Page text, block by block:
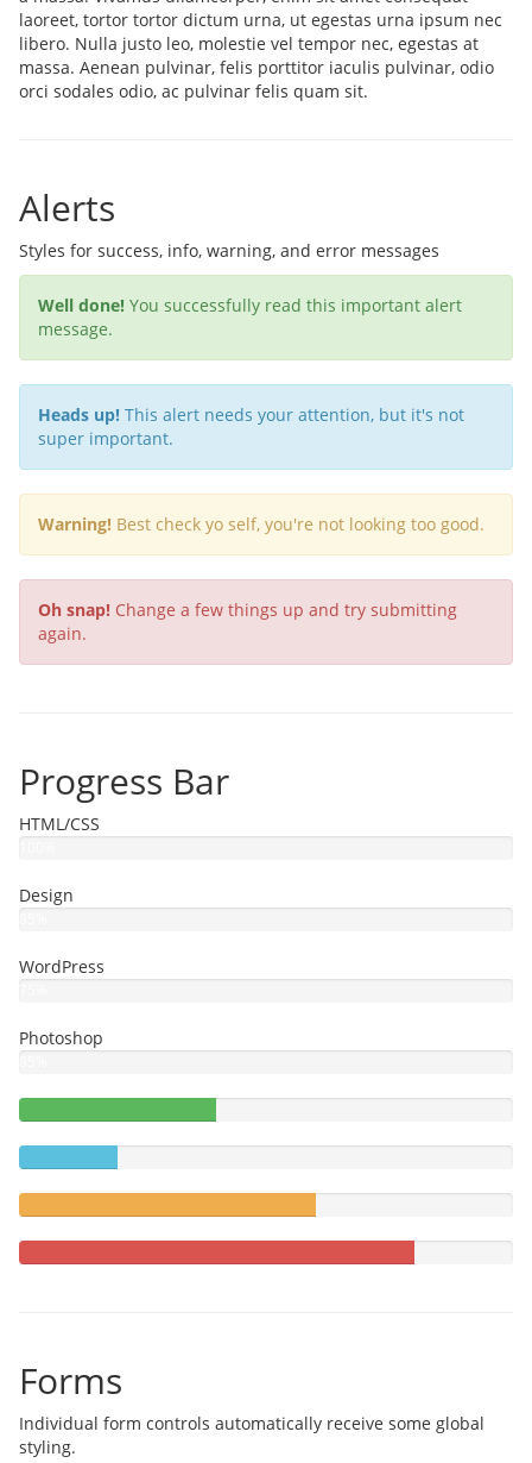
laoreet, tortor tortor dictum urna, ut egestas urna ipsum nec
libero. Nulla justo leo, molestie vel tempor nec, egestas at
massa. Aenean pulvinar, felis porttitor iaculis pulvinar, odio
orci sodales odio, ac pulvinar felis quam sit.
Alerts
Styles for success, info, warning, and error messages
Well done! You successfully read this important alert
message.
Heads up! This alert needs your attention, but it's not
super important.
Warning! Best check yo self, you're not looking too good.
Oh snap! Change a few things up and try submitting
again.
Progress Bar
HTML/CSS
Design
WordPress
Photoshop
Forms
Individual form controls automatically receive some global
styling.